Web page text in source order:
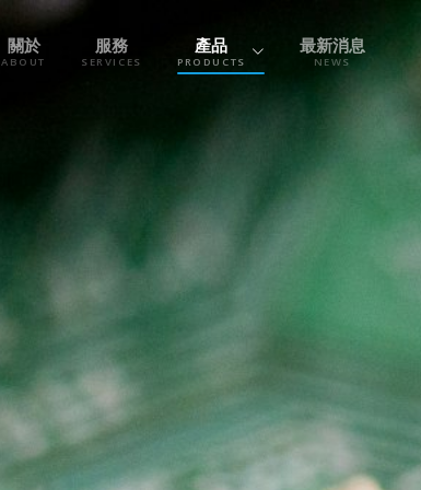
關於
ABOUT
服務
SERVICES
產品
PRODUCTS
最新消息
NEWS